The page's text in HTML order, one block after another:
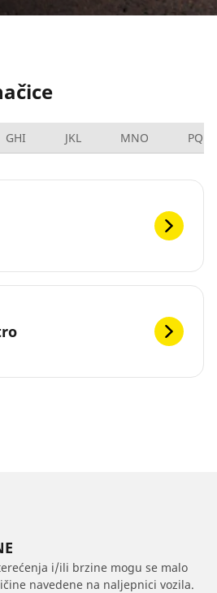
GHI JKL MNO PQRS
i/ili brzine mogu se malo
navedene na naljepnici vozila.